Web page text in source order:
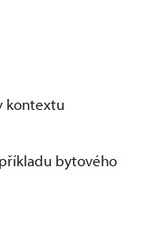
kontextu
bytového